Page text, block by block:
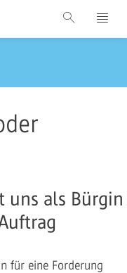
uns als Bürgin
für eine Forderung